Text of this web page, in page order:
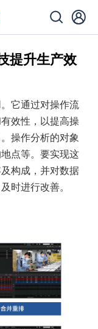
提升生产效
它通过对操作流
效性，以提高操
操作分析的对象
点等。要实现这
构成，并对数据
时进行改善。